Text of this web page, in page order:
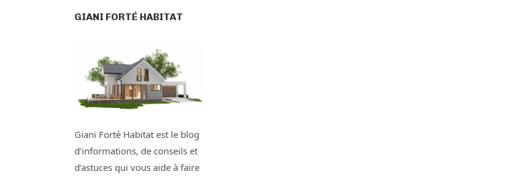
GIANI FORTÉ HABITAT
Giani Forté Habitat est le blog
d’informations, de conseils et
d’astuces qui vous aide à faire